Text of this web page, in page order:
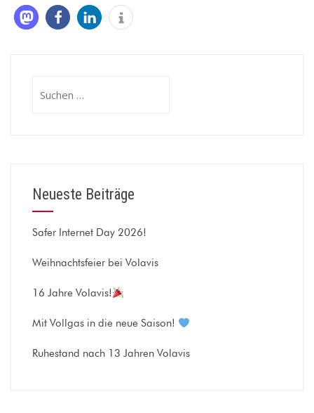
nach:
Neueste Beiträge
Safer Internet Day 2026!
Weihnachtsfeier bei Volavis
16 Jahre Volavis!
Mit Vollgas in die neue Saison!
Ruhestand nach 13 Jahren Volavis